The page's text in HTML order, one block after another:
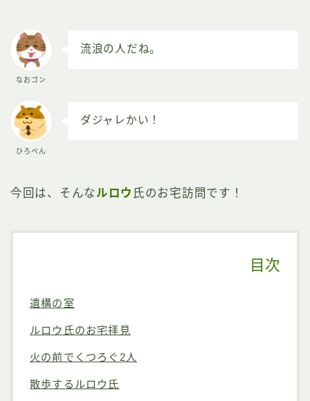
なおゴン
流浪の人だね。
ひろぺん
ダジャレかい！
今回は、そんな ルロウ 氏のお宅訪問です！
目次
遺構の室
ルロウ氏のお宅拝見
火の前でくつろぐ2人
散歩するルロウ氏